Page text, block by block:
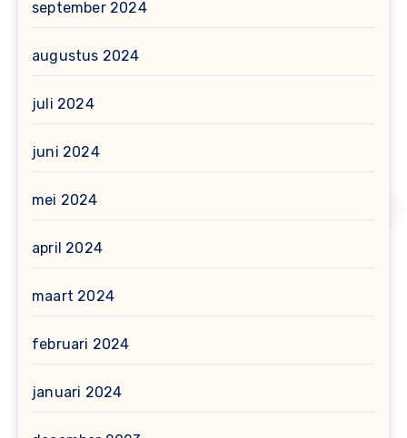
september 2024
augustus 2024
juli 2024
juni 2024
mei 2024
april 2024
maart 2024
februari 2024
januari 2024